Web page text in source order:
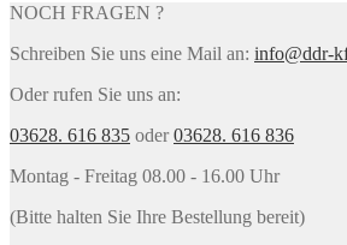
NOCH FRAGEN ?
Schreiben Sie uns eine Mail an: info@ddr-
Oder rufen Sie uns an:
03628. 616 835 oder03628. 616 836
Montag - Freitag 08.00 - 16.00 Uhr
(Bitte halten Sie Ihre Bestellung bereit)